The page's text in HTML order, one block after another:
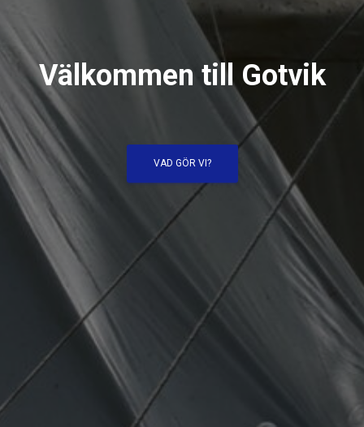
Välkommen till Gotvik
VAD GÖR VI?